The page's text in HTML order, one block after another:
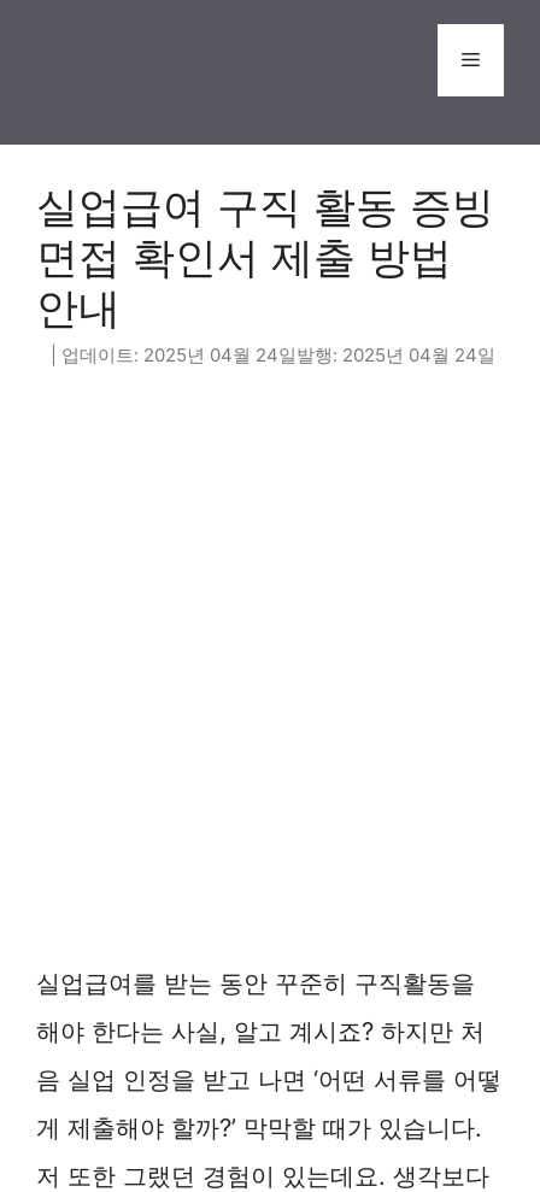
Menu
실업급여 구직 활동 증빙
면접 확인서 제출 방법
안내
2025년 04월 24일 2025년 04월 24일
실업급여를 받는 동안 꾸준히 구직활동을
해야 한다는 사실, 알고 계시죠? 하지만 처
음 실업 인정을 받고 나면 ‘어떤 서류를 어떻
게 제출해야 할까?’ 막막할 때가 있습니다.
저 또한 그랬던 경험이 있는데요. 생각보다